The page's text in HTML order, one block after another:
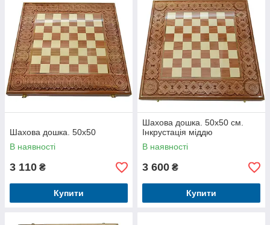
Шахова дошка. 50х50
В наявності
3 110 ₴
Купити
Шахова дошка. 50х50 см.
Інкрустація міддю
В наявності
3 600 ₴
Купити